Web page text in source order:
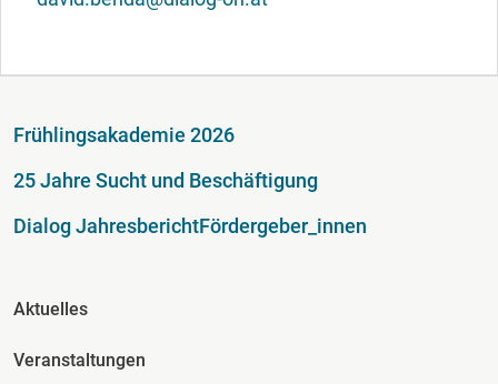
Fußzeile
Frühlingsakademie 2026
25 Jahre Sucht und Beschäftigung
Dialog JahresberichtFördergeber_innen
Fusszeile Spalte 2
Aktuelles
Veranstaltungen